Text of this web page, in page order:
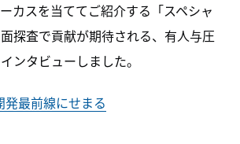
カスを当ててご紹介する「スペシャ
探査で貢献が期待される、有人与圧
ンタビューしました。
最前線にせまる